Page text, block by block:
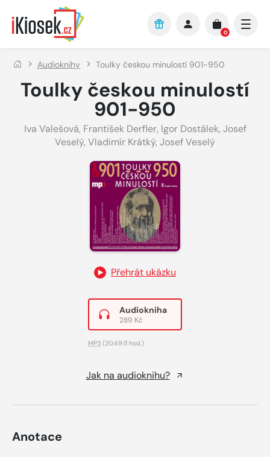
Přejít na hlavní obsah
0
Audioknihy Toulky českou minulostí 901-950
Toulky českou minulostí
901-950
Iva Valešová, František Derfler, Igor Dostálek, Josef
Veselý, Vladimír Krátký, Josef Veselý
Přehrát ukázku
Audiokniha
289 Kč
MP3 (20:49:11 hod.)
Jak na audioknihu?
Anotace